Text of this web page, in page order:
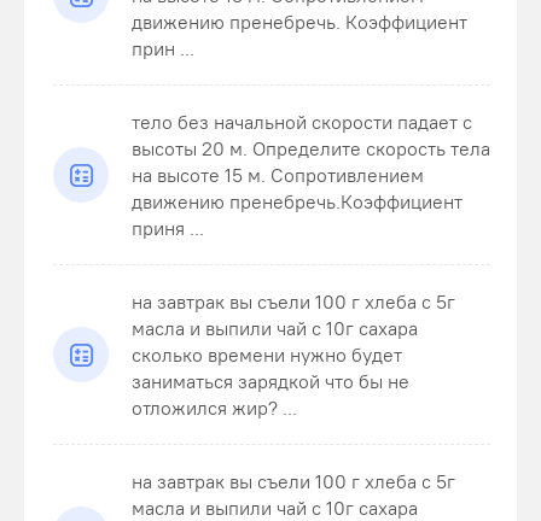
движению пренебречь. Коэффициент
прин ...
тело без начальной скорости падает с
высоты 20 м. Определите скорость тела
на высоте 15 м. Сопротивлением
движению пренебречь.Коэффициент
приня ...
на завтрак вы съели 100 г хлеба с 5г
масла и выпили чай с 10г сахара
сколько времени нужно будет
заниматься зарядкой что бы не
отложился жир? ...
на завтрак вы съели 100 г хлеба с 5г
масла и выпили чай с 10г сахара